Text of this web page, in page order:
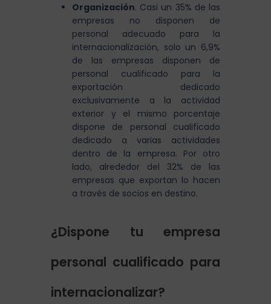
Organización. Casi un 35% de las
empresas no disponen de
personal adecuado para la
internacionalización, solo un 6,9%
de las empresas disponen de
personal cualificado para la
exportación dedicado
exclusivamente a la actividad
exterior y el mismo porcentaje
dispone de personal cualificado
dedicado a varias actividades
dentro de la empresa. Por otro
lado, alrededor del 32% de las
empresas que exportan lo hacen
a través de socios en destino.
¿Dispone tu empresa
personal cualificado para
internacionalizar?